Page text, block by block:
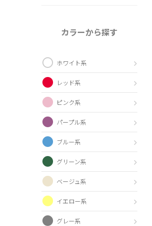
カラーから探す
ホワイト系
レッド系
ピンク系
パープル系
ブルー系
グリーン系
ベージュ系
イエロー系
グレー系